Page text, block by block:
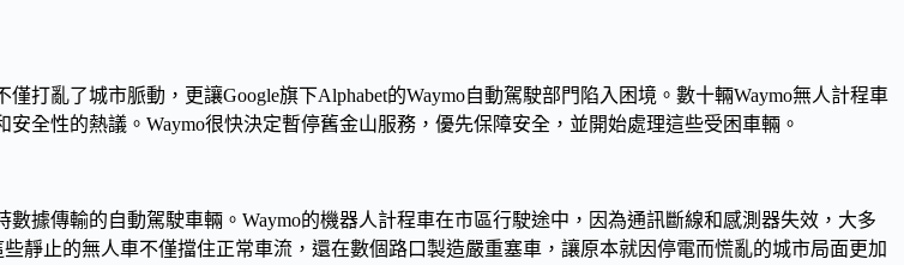
打亂了城市脈動，更讓Google旗下Alphabet的Waymo自動駕駛部門陷入困境。數十輛Waymo無人計程車
全性的熱議。Waymo很快決定暫停舊金山服務，優先保障安全，並開始處理這些受困車輛。
據傳輸的自動駕駛車輛。Waymo的機器人計程車在市區行駛途中，因為通訊斷線和感測器失效，大多
些靜止的無人車不僅擋住正常車流，還在數個路口製造嚴重塞車，讓原本就因停電而慌亂的城市局面更加